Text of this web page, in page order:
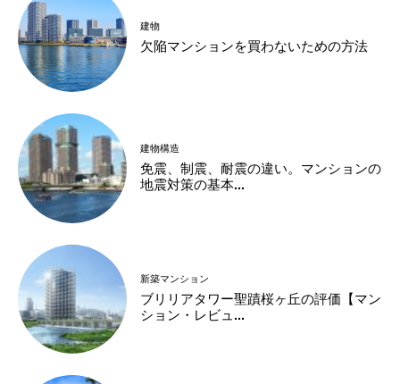
建物
欠陥マンションを買わないための方法
建物構造
免震、制震、耐震の違い。マンションの
地震対策の基本...
新築マンション
ブリリアタワー聖蹟桜ヶ丘の評価【マン
ション・レビュ...